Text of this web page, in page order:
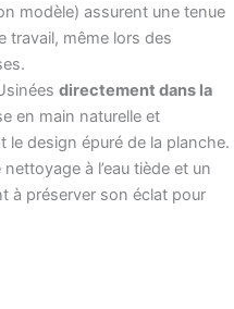
modèle) assurent une tenue
travail, même lors des
directement dans la
en main naturelle et
le design épuré de la planche.
à l’eau tiède et un
à préserver son éclat pour